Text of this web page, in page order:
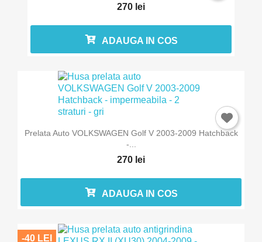
270 lei
ADAUGA IN COS
Prelata Auto VOLKSWAGEN Golf V 2003-2009 Hatchback
-...
270 lei
ADAUGA IN COS
-40 LEI